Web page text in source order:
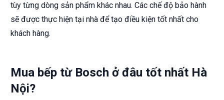
tùy từng dòng sản phẩm khác nhau. Các chế độ bảo hành
sẽ được thực hiện tại nhà để tạo điều kiện tốt nhất cho
khách hàng.
Mua bếp từ Bosch ở đâu tốt nhất Hà
Nội?